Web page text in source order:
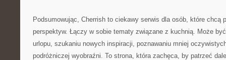
Podsumowując, Cherrish to ciekawy serwis dla osób, które chcą
perspektyw. Łączy w sobie tematy związane z kuchnią. Może
urlopu, szukaniu nowych inspiracji, poznawaniu mniej
podróżniczej wyobraźni. To strona, która zachęca, by patrzeć